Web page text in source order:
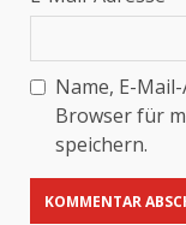
Name, E-
Browser für
speichern.